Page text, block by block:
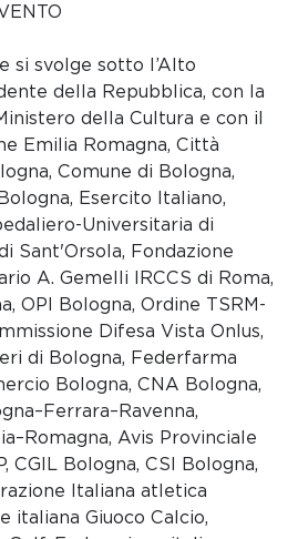
si svolge sotto l’Alto
della Repubblica, con la
della Cultura e con il
Emilia Romagna, Città
Comune di Bologna,
Esercito Italiano,
Universitaria di
Sant'Orsola, Fondazione
A. Gemelli IRCCS di Roma,
OPI Bologna, Ordine TSRM-
Difesa Vista Onlus,
di Bologna, Federfarma
Bologna, CNA Bologna,
Avis Provinciale
CGIL Bologna, CSI Bologna,
Italiana atletica
italiana Giuoco Calcio,